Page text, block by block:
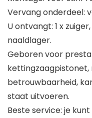
Vervang onderdeel:
U ontvangt: 1 x zuiger,
naaldlager.
Geboren voor
betrouwbaarheid,
staat uitvoeren.
Beste service: je